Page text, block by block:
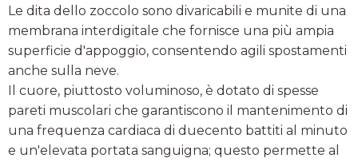
Le dita dello zoccolo sono divaricabili e munite di una
membrana interdigitale che fornisce una più ampia
superficie d'appoggio, consentendo agili spostamenti
anche sulla neve.
Il cuore, piuttosto voluminoso, è dotato di spesse
pareti muscolari che garantiscono il mantenimento di
una frequenza cardiaca di duecento battiti al minuto
e un'elevata portata sanguigna; questo permette al